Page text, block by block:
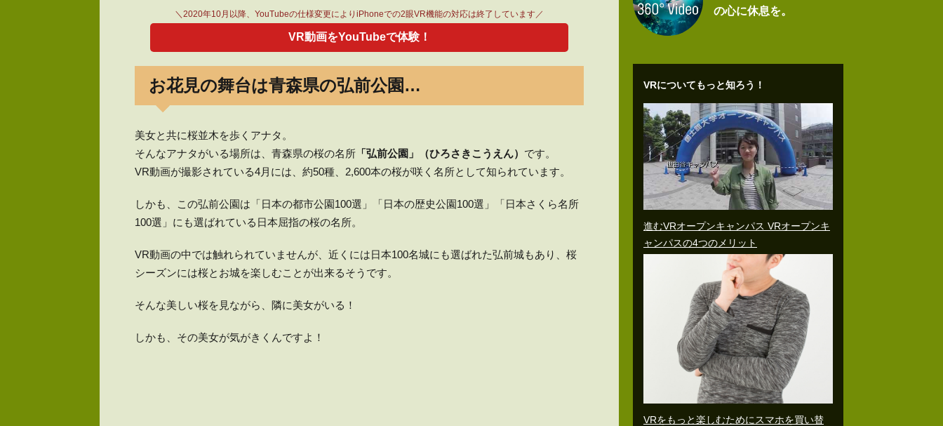
＼2020年10月以降、YouTubeの仕様変更によりiPhoneでの2眼VR機能の対応は終了しています／
VR動画をYouTubeで体験！
お花見の舞台は青森県の弘前公園…
美女と共に桜並木を歩くアナタ。
そんなアナタがいる場所は、青森県の桜の名所 「弘前公園」（ひろさきこうえん） です。
VR動画が撮影されている4月には、約50種、2,600本の桜が咲く名所として知られています。
しかも、この弘前公園は「日本の都市公園100選」「日本の歴史公園100選」「日本さくら名所
100選」にも選ばれている日本屈指の桜の名所。
VR動画の中では触れられていませんが、近くには日本100名城にも選ばれた弘前城もあり、桜
シーズンには桜とお城を楽しむことが出来るそうです。
そんな美しい桜を見ながら、隣に美女がいる！
しかも、その美女が気がきくんですよ！
の心に休息を。
VRについてもっと知ろう！
進むVRオープンキャンパス VRオープンキ
ャンパスの4つのメリット
VRをもっと楽しむためにスマホを買い替